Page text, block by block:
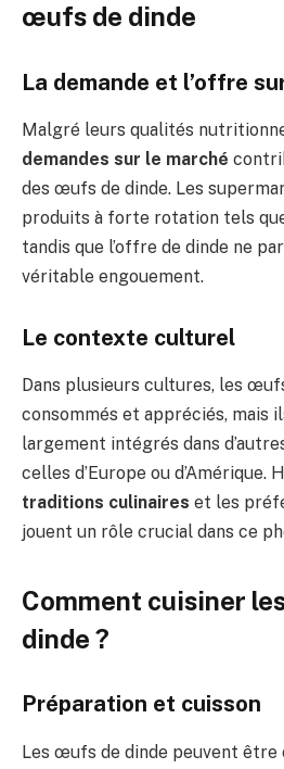
œufs de dinde
La demande et l’offre
Malgré leurs qualités
demandes sur le marché
des œufs de dinde. Les
produits à forte rotation tels
tandis que l’offre de dinde ne
véritable engouement.
Le contexte culturel
Dans plusieurs cultures, les
consommés et appréciés, mais
largement intégrés dans
celles d’Europe ou d’Amérique.
traditions culinaires et les
jouent un rôle crucial dans ce
Comment cuisiner
dinde ?
Préparation et cuisson
Les œufs de dinde peuvent être